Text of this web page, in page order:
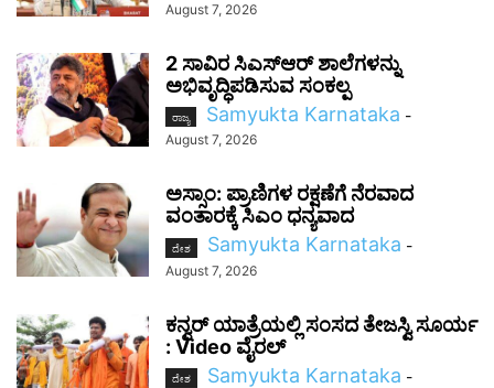
August 7, 2026
2 ಸಾವಿರ ಸಿಎಸ್‌ಆರ್ ಶಾಲೆಗಳನ್ನು
ಅಭಿವೃದ್ಧಿಪಡಿಸುವ ಸಂಕಲ್ಪ
ರಾಜ್ಯ Samyukta Karnataka -
August 7, 2026
ಅಸ್ಸಾಂ: ಪ್ರಾಣಿಗಳ ರಕ್ಷಣೆಗೆ ನೆರವಾದ
ವಂತಾರಕ್ಕೆ ಸಿಎಂ ಧನ್ಯವಾದ
ದೇಶ Samyukta Karnataka -
August 7, 2026
ಕನ್ವರ್ ಯಾತ್ರೆಯಲ್ಲಿ ಸಂಸದ ತೇಜಸ್ವಿ ಸೂರ್ಯ
: Video ವೈರಲ್‌
ದೇಶ Samyukta Karnataka -